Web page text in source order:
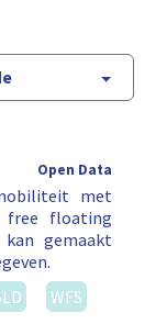
Open Data
met
free floating
gemaakt
WFS